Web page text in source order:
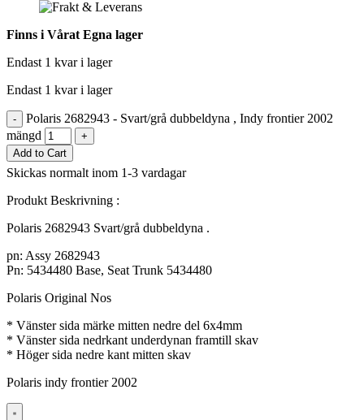
Finns i Vårat Egna lager
Endast 1 kvar i lager
Endast 1 kvar i lager
-
Polaris 2682943 - Svart/grå dubbeldyna , Indy frontier 2002
mängd
+
Add to Cart
Skickas normalt inom 1-3 vardagar
Produkt Beskrivning :
Polaris 2682943 Svart/grå dubbeldyna .
pn: Assy 2682943
Pn: 5434480 Base, Seat Trunk 5434480
Polaris Original Nos
* Vänster sida märke mitten nedre del 6x4mm
* Vänster sida nedrkant underdynan framtill skav
* Höger sida nedre kant mitten skav
Polaris indy frontier 2002